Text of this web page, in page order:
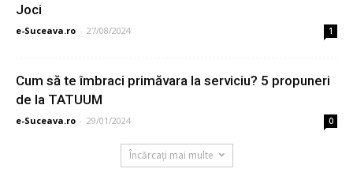
Joci
e-Suceava.ro - 27/08/2024 1
Cum să te îmbraci primăvara la serviciu? 5 propuneri
de la TATUUM
e-Suceava.ro - 29/01/2024 0
Încărcați mai multe